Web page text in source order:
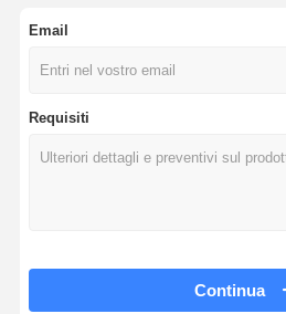
Commutatore di membrana della
Email
Requisiti
Continua